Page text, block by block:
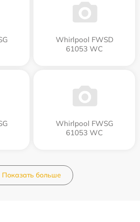
Whirlpool FWSD
61053 WC
Whirlpool FWSG
61053 WC
Показать больше